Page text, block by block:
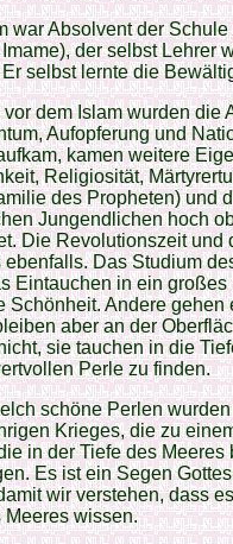
war Absolvent der
der selbst Lehrer
selbst lernte die
dem Islam wurden die
Aufopferung und
kamen weitere
Religiosität,
des Propheten) und
Jungendlichen hoch
Die Revolutionszeit und
ebenfalls. Das Studium
Eintauchen in ein
Schönheit. Andere
aber an der
sie tauchen in die
Perle zu finden.
schöne Perlen
Krieges, die zu
in der Tiefe des
Es ist ein Segen
wir verstehen, dass
Meeres wissen.